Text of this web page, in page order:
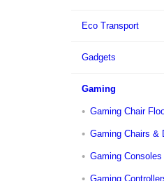
Eco Transport
Gadgets
Gaming
Gaming Chair
Gaming Chairs &
Gaming Consoles
Gaming